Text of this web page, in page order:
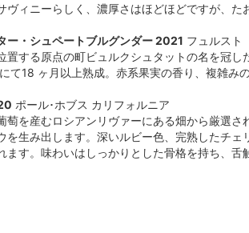
ヴィニーらしく、濃厚さはほどほどですが、
ー・シュペートブルグンダー 2021 フュルスト
置する原点の町ビュルクシュタットの名を冠
て18 ヶ月以上熟成。赤系果実の香り、複雑み
ポール･ホブス カリフォルニア
萄を産むロシアンリヴァーにある畑から厳選
を生み出します。深いルビー色、完熟したチ
ます。味わいはしっかりとした骨格を持ち、